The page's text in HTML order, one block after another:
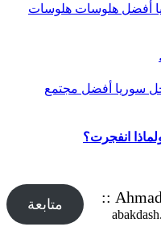
أفضل هلوسات هلوسات
سوريا أفضل مجتمع
انفجرت؟
متابعة